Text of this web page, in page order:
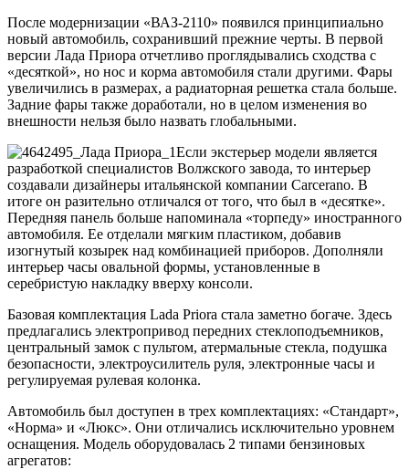
После модернизации «ВАЗ-2110» появился принципиально
новый автомобиль, сохранивший прежние черты. В первой
версии Лада Приора отчетливо проглядывались сходства с
«десяткой», но нос и корма автомобиля стали другими. Фары
увеличились в размерах, а радиаторная решетка стала больше.
Задние фары также доработали, но в целом изменения во
внешности нельзя было назвать глобальными.
Если экстерьер модели является
разработкой специалистов Волжского завода, то интерьер
создавали дизайнеры итальянской компании Carcerano. В
итоге он разительно отличался от того, что был в «десятке».
Передняя панель больше напоминала «торпеду» иностранного
автомобиля. Ее отделали мягким пластиком, добавив
изогнутый козырек над комбинацией приборов. Дополняли
интерьер часы овальной формы, установленные в
серебристую накладку вверху консоли.
Базовая комплектация Lada Priora стала заметно богаче. Здесь
предлагались электропривод передних стеклоподъемников,
центральный замок с пультом, атермальные стекла, подушка
безопасности, электроусилитель руля, электронные часы и
регулируемая рулевая колонка.
Автомобиль был доступен в трех комплектациях: «Стандарт»,
«Норма» и «Люкс». Они отличались исключительно уровнем
оснащения. Модель оборудовалась 2 типами бензиновых
агрегатов: